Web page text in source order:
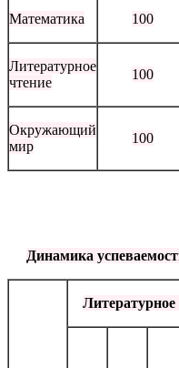
Математика 100
Литературное
чтение
100
Окружающий
мир
100
Динамика
Литературное